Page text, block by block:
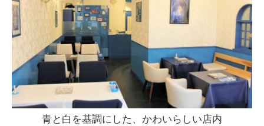
青と白を基調にした、かわいらしい店内